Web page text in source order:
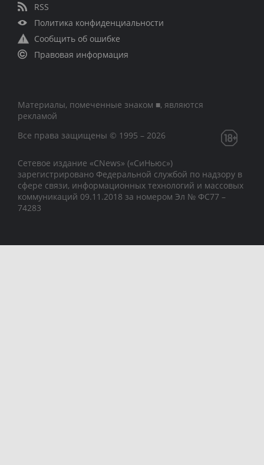
RSS
Политика конфиденциальности
Сообщить об ошибке
Правовая информация
Материалы, помеченные знаком ■, являются
рекламой
Все права защищены © 1995 – 2026
Сетевое издание «CNews» («СиНьюс»)
зарегистрировано Федеральной службой по надзору в
сфере связи, информационных технологий и массовых
коммуникаций 09.11.2018 за номером Эл № ФС77 –
74283